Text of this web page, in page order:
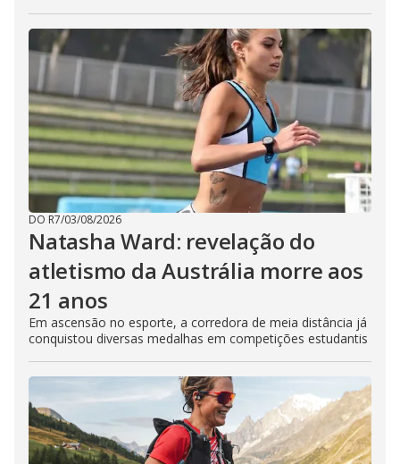
DO R7/03/08/2026
Natasha Ward: revelação do
atletismo da Austrália morre aos
21 anos
Em ascensão no esporte, a corredora de meia distância já
conquistou diversas medalhas em competições estudantis